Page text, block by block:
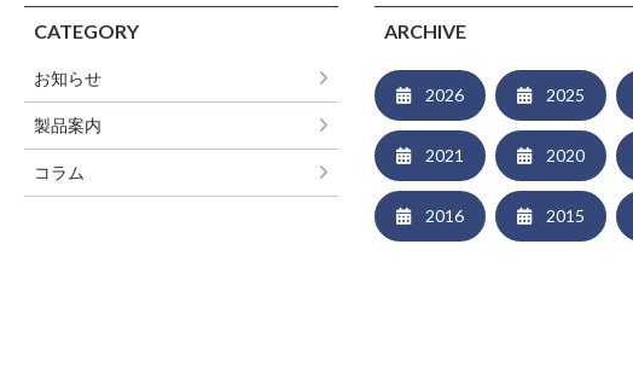
CATEGORY
お知らせ
製品案内
コラム
ARCHIVE
2026 2025
2021 2020
2016 2015